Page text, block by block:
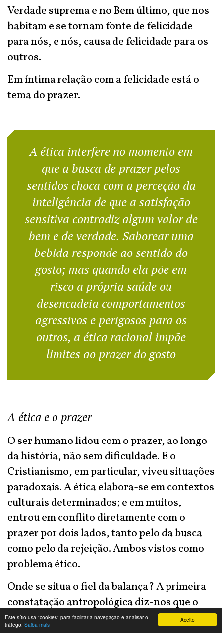
Aceito
Este sítio usa "cookies" para facilitar a navegação e analisar o
tráfego. Saiba mais
Verdade suprema e no Bem último, que nos
habitam e se tornam fonte de felicidade
para nós, e nós, causa de felicidade para os
outros.
Em íntima relação com a felicidade está o
tema do prazer.
A ética interfere no momento em
que a busca de prazer pelos
sentidos choca com a perceção da
inteligência de que a satisfação
sensitiva contradiz algum valor de
bem e de verdade. Saborear uma
bebida responde ao sentido do
gosto; mas quando ela põe em
risco a própria saúde ou
desencadeia comportamentos
agressivos e perigosos para os
outros, a ética racional impõe
limites ao prazer do gosto
A ética e o prazer
O ser humano lidou com o prazer, ao longo
da história, não sem dificuldade. E o
Cristianismo, em particular, viveu situações
paradoxais. A ética elabora-se em contextos
culturais determinados; e em muitos,
entrou em conflito diretamente com o
prazer por dois lados, tanto pelo da busca
como pelo da rejeição. Ambos vistos como
problema ético.
Onde se situa o fiel da balança? A primeira
constatação antropológica diz-nos que o
ser humano está dotado de sentidos